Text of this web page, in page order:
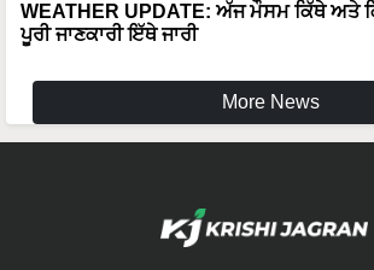
WEATHER UPDATE: ਅੱਜ ਮੌਸਮ ਕਿੱਥੇ ਅਤੇ
ਪੂਰੀ ਜਾਣਕਾਰੀ ਇੱਥੇ ਜਾਰੀ
More News